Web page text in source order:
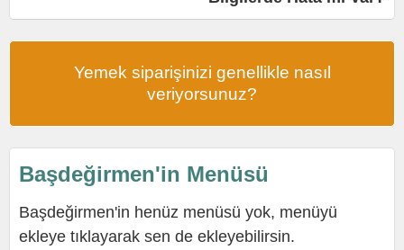
Yemek siparişinizi genellikle nasıl
veriyorsunuz?
Başdeğirmen'in Menüsü
Başdeğirmen'in henüz menüsü yok, menüyü
ekleye tıklayarak sen de ekleyebilirsin.